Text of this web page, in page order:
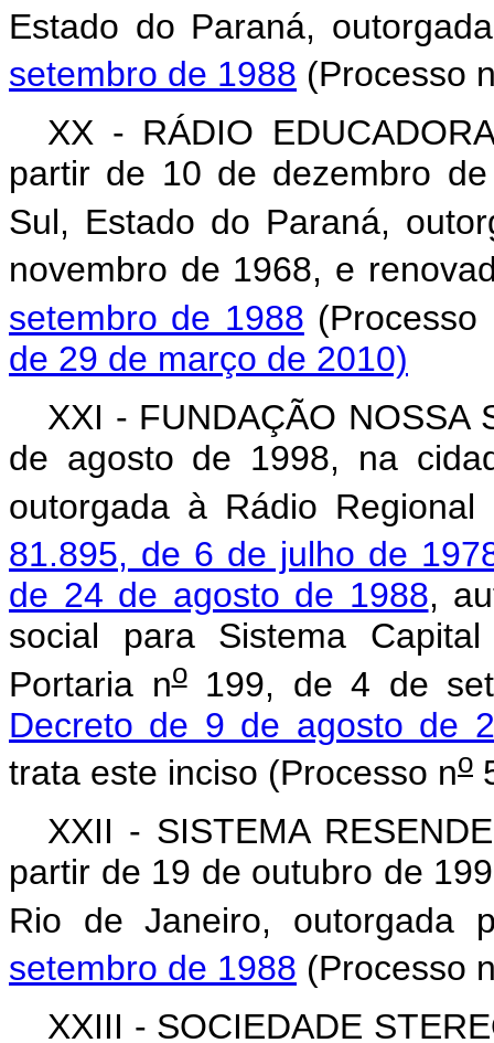
Estado do Paraná,
setembro de 1988 (Processo
XX - RÁDIO
partir de 10 de dezembro
Sul, Estado do Paraná,
novembro de 1968, e
setembro de 1988 (Processo
de 29 de março de 2010)
XXI - FUNDAÇÃO NOSSA
de agosto de 1998, na
outorgada à Rádio
81.895, de 6 de julho de
de 24 de agosto de 1988,
social para Sistema
Portaria no199, de 4 de
Decreto de 9 de agosto de
trata este inciso (Processo no
XXII - SISTEMA
partir de 19 de outubro de
Rio de Janeiro, outorgada
setembro de 1988 (Processo
XXIII - SOCIEDADE